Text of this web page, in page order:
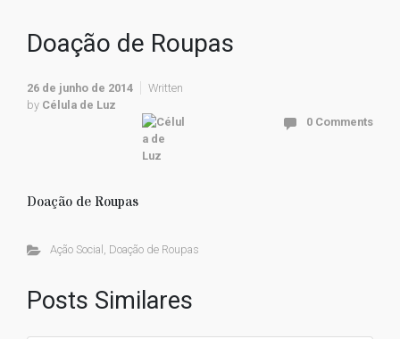
Doação de Roupas
26 de junho de 2014
Written
by Célula de Luz
0 Comments
Doação de Roupas
Ação Social , Doação de Roupas
Posts Similares